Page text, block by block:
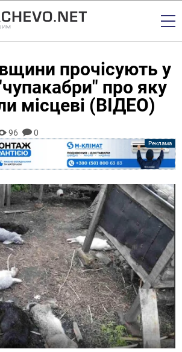
прочісують у
про яку
місцеві (ВІДЕО)
96 0